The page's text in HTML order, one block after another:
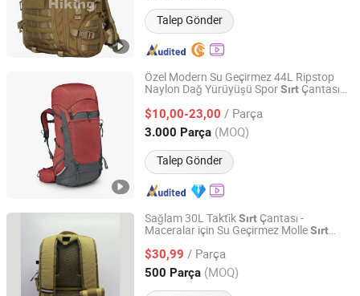
Talep Gönder
Özel Modern Su Geçirmez 44L Ripstop
Naylon Dağ Yürüyüşü SporSırt Çantası
$10,00-23,00 / Parça
3.000 Parça (MOQ)
Talep Gönder
Changrun Bag & Case Manufacture Co., Ltd.
Guangdong, China Fiyat 2024
Sağlam 30L Takti̇kSırt Çantası -
Maceralar için Su Geçirmez MolleSırt
$30,99 / Parça
500 Parça (MOQ)
Guangzhou Qinglange E-commerce Co., Ltd.
Guangdong, China Fiyat 2026